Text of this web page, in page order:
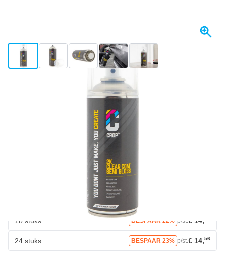
View larger imageView larger imageView larger imageView larger imageView larger image
CROP 2K Blanke Lak ZIJDEGLANS spuitbus 400ml - Professional
18 stuks BESPAAR 22% p/st.€ 14,
24 stuks BESPAAR 23% p/st.€ 14,56